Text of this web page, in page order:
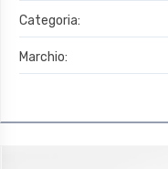
Categoria:
Marchio: